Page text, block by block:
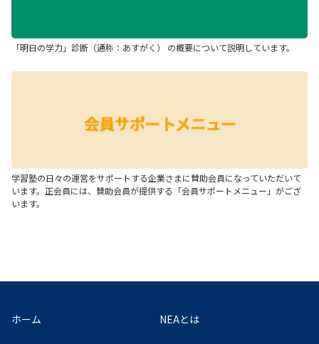
「明日の学力」診断（通称：あすがく） の概要について説明しています。
学習塾の日々の運営をサポートする企業さまに賛助会員になっていただいて
います。正会員には、賛助会員が提供する「会員サポートメニュー」がござ
います。
ホーム NEAとは